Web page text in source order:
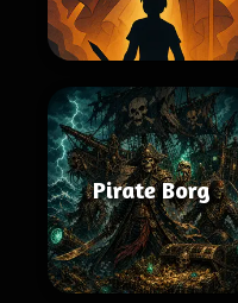
Pirate Borg